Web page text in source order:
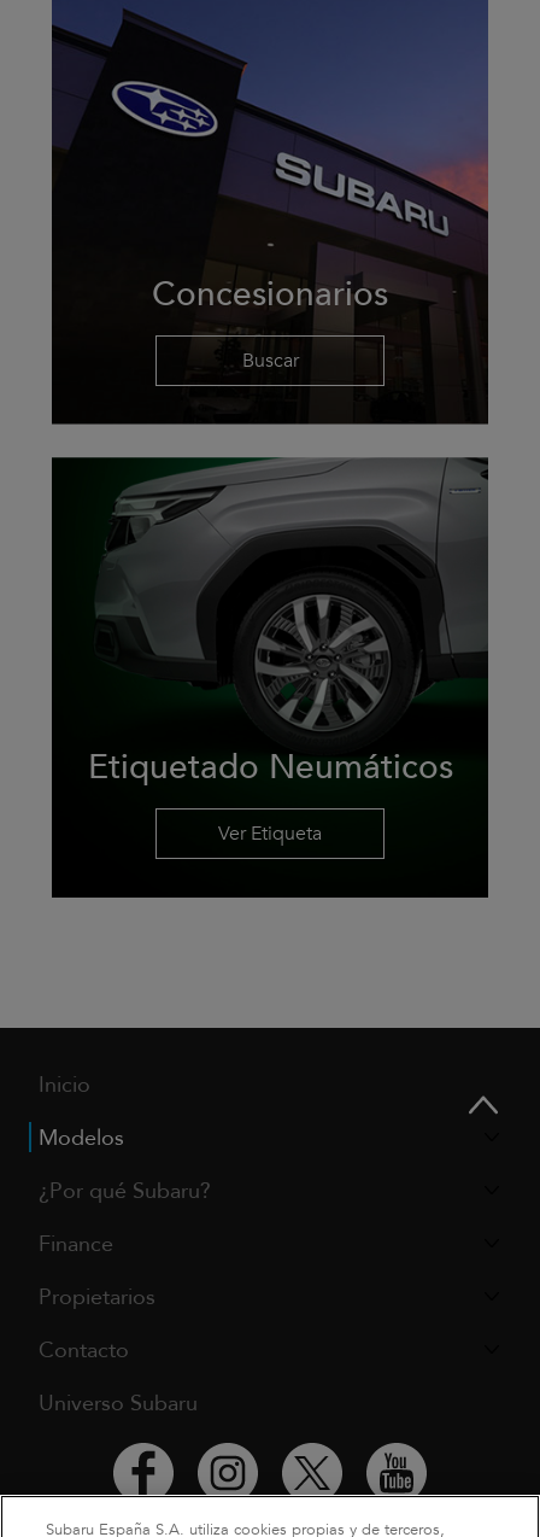
Concesionarios
Buscar
Etiquetado Neumáticos
Ver Etiqueta
Inicio
Modelos
¿Por qué Subaru?
Finance
Propietarios
Contacto
Universo Subaru
Subaru España S.A. utiliza cookies propias y de terceros,